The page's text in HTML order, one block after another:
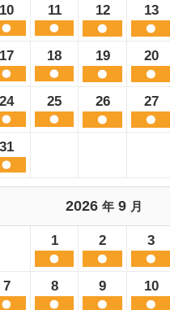
10 11 12 13
17 18 19 20
24 25 26 27
31
2026 年9 月
1 2 3
7 8 9 10